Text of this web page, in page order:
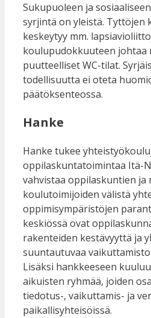
Sukupuoleen ja
syrjintä on yleistä. Tyttöjen
keskeytyy mm.
koulupudokkuuteen johtaa
puutteelliset WC-tilat.
todellisuutta ei oteta
päätöksenteossa.
Hanke
Hanke tukee
oppilaskuntatoimintaa Itä-
vahvistaa oppilaskuntien ja
koulutoimijoiden välistä
oppimisympäristöjen
keskiössä ovat
rakenteiden kestävyyttä ja
suuntautuvaa
Lisäksi hankkeeseen
aikuisten ryhmää, joiden
tiedotus-, vaikuttamis- ja
paikallisyhteisöissä.